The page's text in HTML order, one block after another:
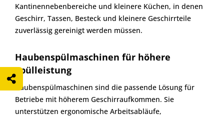
Kantinennebenbereiche und kleinere Küchen, in denen
Geschirr, Tassen, Besteck und kleinere Geschirrteile
zuverlässig gereinigt werden müssen.
Haubenspülmaschinen für höhere
Spülleistung
Haubenspülmaschinen sind die passende Lösung für
Betriebe mit höherem Geschirraufkommen. Sie
unterstützen ergonomische Arbeitsabläufe,